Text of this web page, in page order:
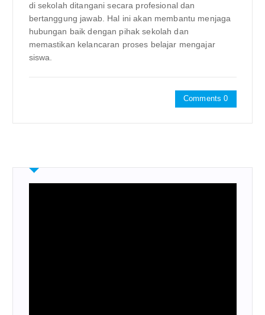
di sekolah ditangani secara profesional dan
bertanggung jawab. Hal ini akan membantu menjaga
hubungan baik dengan pihak sekolah dan
memastikan kelancaran proses belajar mengajar
siswa.
Comments 0